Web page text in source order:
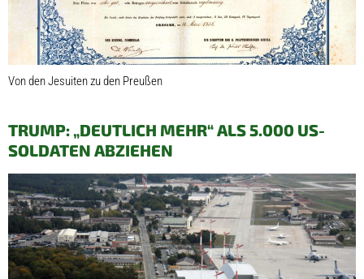
Von den Jesuiten zu den Preußen
TRUMP: „DEUTLICH MEHR“ ALS 5.000 US-
SOLDATEN ABZIEHEN